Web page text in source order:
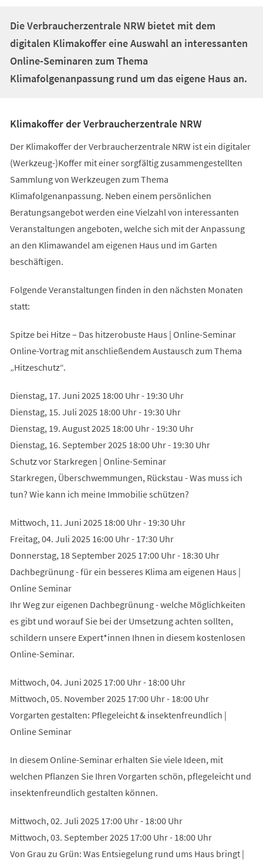
Die Verbraucherzentrale NRW bietet mit dem
digitalen Klimakoffer eine Auswahl an interessanten
Online-Seminaren zum Thema
Klimafolgenanpassung rund um das eigene Haus an.
Klimakoffer der Verbraucherzentrale NRW
Der Klimakoffer der Verbraucherzentrale NRW ist ein digitaler
(Werkzeug-)Koffer mit einer sorgfältig zusammengestellten
Sammlung von Werkzeugen zum Thema
Klimafolgenanpassung. Neben einem persönlichen
Beratungsangebot werden eine Vielzahl von interessanten
Veranstaltungen angeboten, welche sich mit der Anpassung
an den Klimawandel am eigenen Haus und im Garten
beschäftigen.
Folgende Veranstaltungen finden in den nächsten Monaten
statt:
Spitze bei Hitze – Das hitzerobuste Haus | Online-Seminar
Online-Vortrag mit anschließendem Austausch zum Thema
„Hitzeschutz“.
Dienstag, 17. Juni 2025 18:00 Uhr - 19:30 Uhr
Dienstag, 15. Juli 2025 18:00 Uhr - 19:30 Uhr
Dienstag, 19. August 2025 18:00 Uhr - 19:30 Uhr
Dienstag, 16. September 2025 18:00 Uhr - 19:30 Uhr
Schutz vor Starkregen | Online-Seminar
Starkregen, Überschwemmungen, Rückstau - Was muss ich
tun? Wie kann ich meine Immobilie schützen?
Mittwoch, 11. Juni 2025 18:00 Uhr - 19:30 Uhr
Freitag, 04. Juli 2025 16:00 Uhr - 17:30 Uhr
Donnerstag, 18 September 2025 17:00 Uhr - 18:30 Uhr
Dachbegrünung - für ein besseres Klima am eigenen Haus |
Online Seminar
Ihr Weg zur eigenen Dachbegrünung - welche Möglichkeiten
es gibt und worauf Sie bei der Umsetzung achten sollten,
schildern unsere Expert*innen Ihnen in diesem kostenlosen
Online-Seminar.
Mittwoch, 04. Juni 2025 17:00 Uhr - 18:00 Uhr
Mittwoch, 05. November 2025 17:00 Uhr - 18:00 Uhr
Vorgarten gestalten: Pflegeleicht & insektenfreundlich |
Online Seminar
In diesem Online-Seminar erhalten Sie viele Ideen, mit
welchen Pflanzen Sie Ihren Vorgarten schön, pflegeleicht und
insektenfreundlich gestalten können.
Mittwoch, 02. Juli 2025 17:00 Uhr - 18:00 Uhr
Mittwoch, 03. September 2025 17:00 Uhr - 18:00 Uhr
Von Grau zu Grün: Was Entsiegelung rund ums Haus bringt |